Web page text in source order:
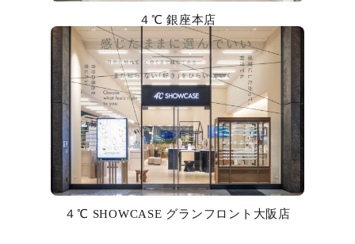
ファッションテイスト
着用シーン
４℃ 銀座本店
４℃ SHOWCASE グランフロント大阪店